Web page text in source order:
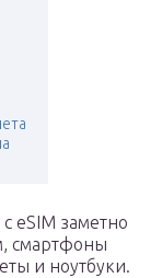
eSIM заметно
смартфоны
и ноутбуки.